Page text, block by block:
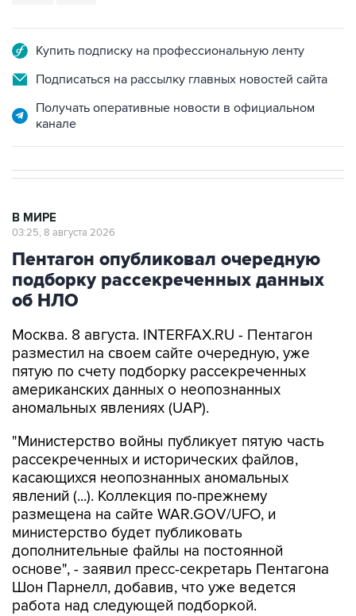
Купить подписку на профессиональную ленту
Подписаться на рассылку главных новостей сайта
Получать оперативные новости в официальном
канале
В МИРЕ
03:25, 8 августа 2026
Пентагон опубликовал очередную
подборку рассекреченных данных
об НЛО
Москва. 8 августа. INTERFAX.RU - Пентагон
разместил на своем сайте очередную, уже
пятую по счету подборку рассекреченных
американских данных о неопознанных
аномальных явлениях (UAP).
"Министерство войны публикует пятую часть
рассекреченных и исторических файлов,
касающихся неопознанных аномальных
явлений (...). Коллекция по-прежнему
размещена на сайте WAR.GOV/UFO, и
министерство будет публиковать
дополнительные файлы на постоянной
основе", - заявил пресс-секретарь Пентагона
Шон Парнелл, добавив, что уже ведется
работа над следующей подборкой.